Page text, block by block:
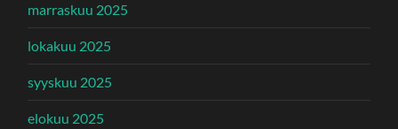
marraskuu 2025
lokakuu 2025
syyskuu 2025
elokuu 2025